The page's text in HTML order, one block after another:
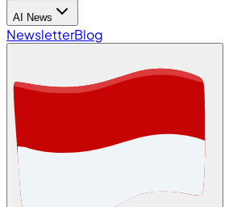
AI News
NewsletterBlog